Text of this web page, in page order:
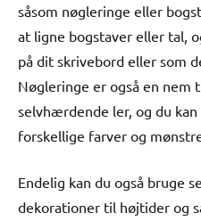
såsom nøgleringe eller
at ligne bogstaver eller tal,
på dit skrivebord eller som
Nøgleringe er også en nem
selvhærdende ler, og du
forskellige farver og
Endelig kan du også bruge
dekorationer til højtider og